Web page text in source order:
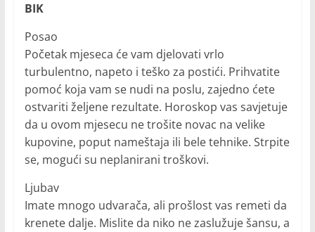
BIK
Posao
Početak mjeseca će vam djelovati vrlo
turbulentno, napeto i teško za postići. Prihvatite
pomoć koja vam se nudi na poslu, zajedno ćete
ostvariti željene rezultate. Horoskop vas savjetuje
da u ovom mjesecu ne trošite novac na velike
kupovine, poput nameštaja ili bele tehnike. Strpite
se, mogući su neplanirani troškovi.
Ljubav
Imate mnogo udvarača, ali prošlost vas remeti da
krenete dalje. Mislite da niko ne zaslužuje šansu, a